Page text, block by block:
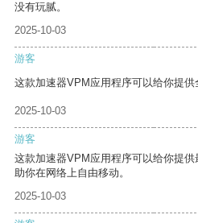
没有玩腻。
2025-10-03
游客
这款加速器VPM应用程序可以给你提供
2025-10-03
游客
这款加速器VPM应用程序可以给你提
助你在网络上自由移动。
2025-10-03